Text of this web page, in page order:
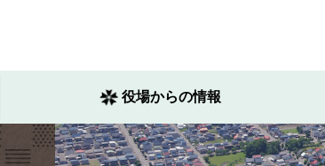
役場からの情報